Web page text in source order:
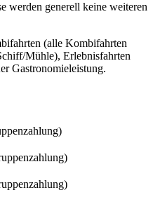
werden generell keine weiteren
(alle Kombifahrten
Mühle), Erlebnisfahrten
Gastronomieleistung.